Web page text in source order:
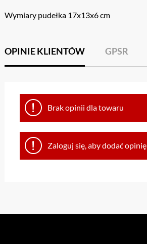
Wymiary pudełka 17x13x6 cm
OPINIE KLIENTÓW GPSR
Brak opinii dla towaru
Zaloguj się, aby dodać opinię